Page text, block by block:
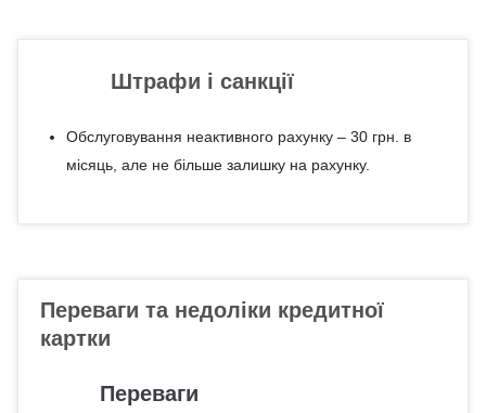
Штрафи і санкції
Обслуговування неактивного рахунку – 30 грн. в
місяць, але не більше залишку на рахунку.
Переваги та недоліки кредитної
картки
Переваги